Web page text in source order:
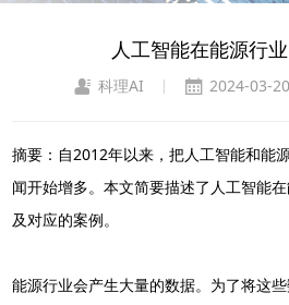
人工智能在能源行
科理AI | 2024-03-20
摘要：自2012年以来，把人工智能和能
闻开始增多。本文简要描述了人工智能
及对应的案例。
能源行业会产生大量的数据。为了将这